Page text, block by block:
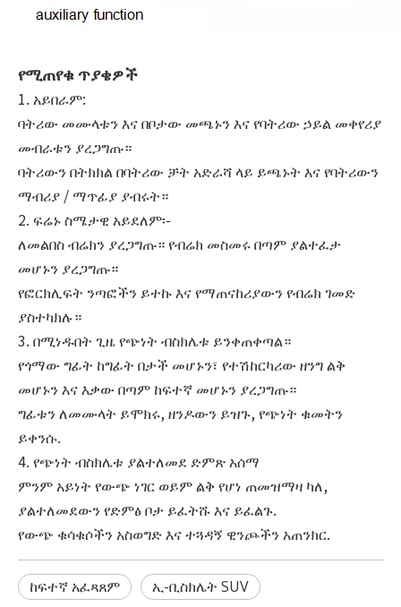
የሚጠየቁ ጥያቄዎች
1. አይበራም:
ባትሪው መሙላቱን እና በቦታው መጫኑን እና የባትሪው ኃይል መቀየሪያ
መብራቱን ያረጋግጡ።
ባትሪውን በትክክል በባትሪው ቻት አድራሻ ላይ ይጫኑት እና የባትሪውን
ማብሪያ / ማጥፊያ ያብሩት።
2. ፍሬኑ ስሜታዊ አይደለም፡-
ለመልበስ ብሬክን ያረጋግጡ። የብሬክ መስመሩ በጣም ያልተፈታ
መሆኑን ያረጋግጡ።
የፎርክሊፍት ንጣፎችን ይተኩ እና የማጠናከሪያውን የብሬክ ገመድ
ያስተካክሉ።
3. በሚነዱበት ጊዜ የጭነት ብስክሌቱ ይንቀጠቀጣል።
የጎማው ግፊት ከግፊት በታች መሆኑን፣ የተሽከርካሪው ዘንግ ልቅ
መሆኑን እና እቃው በጣም ከፍተኛ መሆኑን ያረጋግጡ።
ግፊቱን ለመሙላት ይሞክሩ, ዘንዶውን ይዝጉ, የጭነት ቁመትን
ይቀንሱ.
4. የጭነት ብስክሌቱ ያልተለመደ ድምጽ አሰማ
ምንም አይነት የውጭ ነገር ወይም ልቅ የሆነ ጠመዝማዛ ካለ,
ያልተለመደውን የድምፅ ቦታ ይፈትሹ እና ይፈልጉ.
የውጭ ቁሳቁሶችን አስወግድ እና ተጓዳኝ ዊንጮችን አጠንክር.
ከፍተኛ አፈጻጸም
ኢ-ቢስክሌት SUV